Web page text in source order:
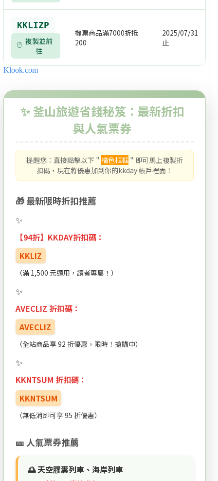
KKLIZP
複製並前
往
機票商品滿7000折抵
200
2025/07/31
止
Klook.com
✨ 釜山旅遊省錢秘笈：最新折扣
與人氣票券
提醒您：直接點擊以下＂橘色框框 ＂即可馬上複製折
扣碼，現在將優惠加到你的kkday 帳戶裡面！
🎁 最新限時折扣推薦
【94折】KKDAY折扣碼：
KKLIZ
（滿 1,500 元適用，讀者專屬！）
AVECLIZ 折扣碼：
AVECLIZ
（全站商品享 92 折優惠，限時！搶購中）
KKNTSUM 折扣碼：
KKNTSUM
（無低消即可享 95 折優惠）
🎫 人氣票券推薦
🌅 天空膠囊列車、海岸列車